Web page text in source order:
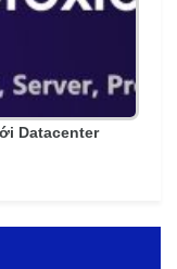
Datacenter